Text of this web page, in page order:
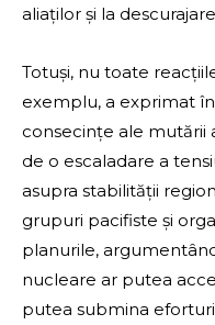
aliaților și la
Totuși, nu toate
exemplu, a exprimat
consecințe ale mutării
de o escaladare a
asupra stabilității
grupuri pacifiste și
planurile,
nucleare ar putea
putea submina